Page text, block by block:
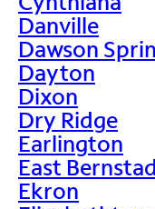
Danville
Dawson
Dayton
Dixon
Dry Ridge
Earlington
East
Ekron